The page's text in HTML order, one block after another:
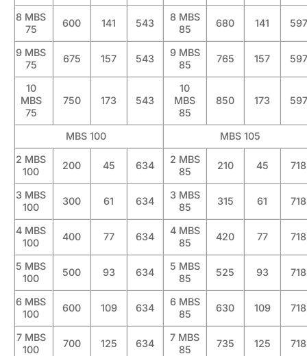
8 MBS
75
600 141 543
8 MBS
85
680 141 597
9 MBS
75
675 157 543
9 MBS
85
765 157 597
10
MBS
75
750 173 543
10
MBS
85
850 173 597
MBS 100
MBS 105
2 MBS
100
200 45 634
2 MBS
85
210 45 718
3 MBS
100
300 61 634
3 MBS
85
315 61 718
4 MBS
100
400 77 634
4 MBS
85
420 77 718
5 MBS
100
500 93 634
5 MBS
85
525 93 718
6 MBS
100
600 109 634
6 MBS
85
630 109 718
7 MBS
100
700 125 634
7 MBS
85
735 125 718